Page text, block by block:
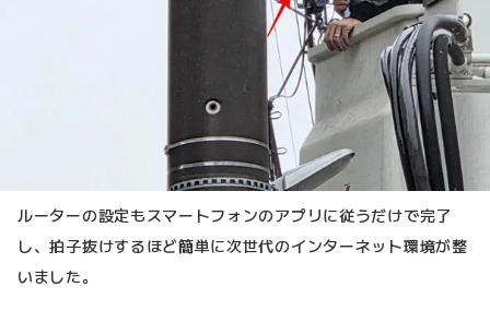
ルーターの設定もスマートフォンのアプリに従うだけで完了
し、拍子抜けするほど簡単に次世代のインターネット環境が整
いました。